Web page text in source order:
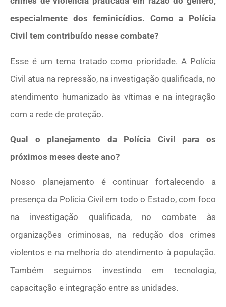
especialmente dos feminicídios. Como a Polícia
Civil tem contribuído nesse combate?
Esse é um tema tratado como prioridade. A Polícia
Civil atua na repressão, na investigação qualificada, no
atendimento humanizado às vítimas e na integração
com a rede de proteção.
Qual o planejamento da Polícia Civil para os
próximos meses deste ano?
Nosso planejamento é continuar fortalecendo a
presença da Polícia Civil em todo o Estado, com foco
na investigação qualificada, no combate às
organizações criminosas, na redução dos crimes
violentos e na melhoria do atendimento à população.
Também seguimos investindo em tecnologia,
capacitação e integração entre as unidades.